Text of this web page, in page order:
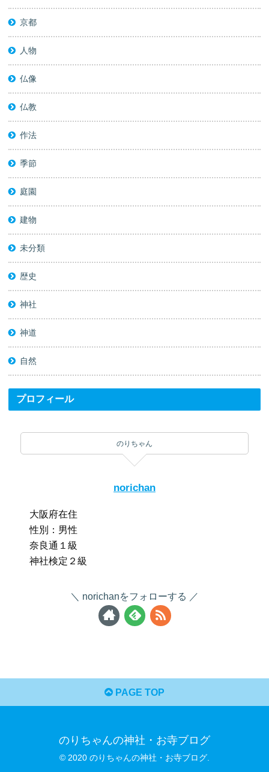
京都
人物
仏像
仏教
作法
季節
庭園
建物
未分類
歴史
神社
神道
自然
プロフィール
のりちゃん
norichan
大阪府在住
性別：男性
奈良通１級
神社検定２級
norichanをフォローする
PAGE TOP
のりちゃんの神社・お寺ブログ
© 2020 のりちゃんの神社・お寺ブログ.